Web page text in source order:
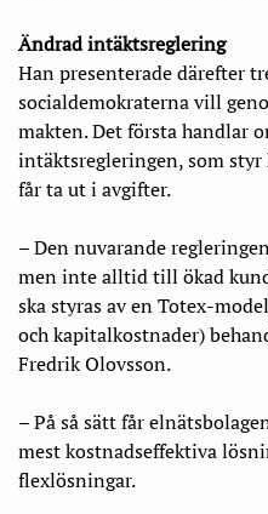
Ändrad intäktsreglering
Han presenterade därefter
socialdemokraterna vill
makten. Det första handlar
intäktsregleringen, som
får ta ut i avgifter.
– Den nuvarande
men inte alltid till ökad
ska styras av en Totex-
och kapitalkostnader)
Fredrik Olovsson.
– På så sätt får
mest kostnadseffektiva
flexlösningar.